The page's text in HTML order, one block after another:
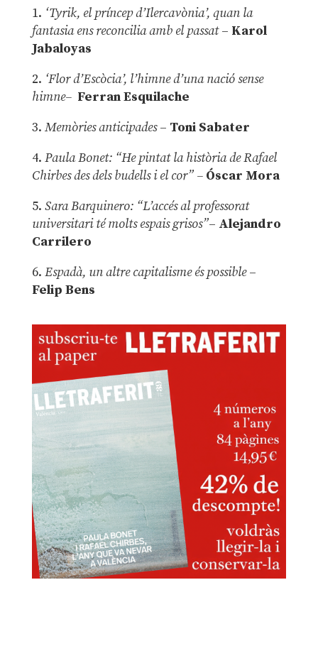
1. ‘Tyrik, el príncep d’Ilercavònia’, quan la
fantasia ens reconcilia amb el passat– Karol
Jabaloyas
2. ‘Flor d’Escòcia’, l’himne d’una nació sense
himne– Ferran Esquilache
3. Memòries anticipades– Toni Sabater
4. Paula Bonet: “He pintat la història de Rafael
Chirbes des dels budells i el cor” –Óscar Mora
5. Sara Barquinero: “L’accés al professorat
universitari té molts espais grisos”– Alejandro
Carrilero
6. Espadà, un altre capitalisme és possible –
Felip Bens